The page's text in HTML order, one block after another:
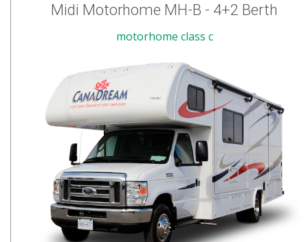
Midi Motorhome MH-B - 4+2 Berth
motorhome class c